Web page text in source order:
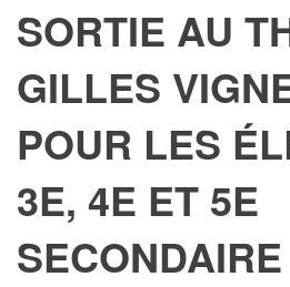
SORTIE AU
GILLES
POUR LES
3E, 4E ET 5E
SECONDAIRE